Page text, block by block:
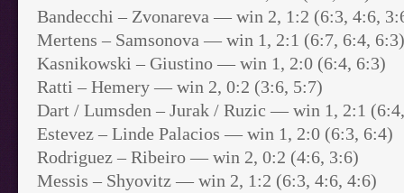
Bandecchi – Zvonareva — win 2, 1:2 (6:3, 4:6,
Mertens – Samsonova — win 1, 2:1 (6:7, 6:4, 6:3)
Kasnikowski – Giustino — win 1, 2:0 (6:4, 6:3)
Ratti – Hemery — win 2, 0:2 (3:6, 5:7)
Dart / Lumsden – Jurak / Ruzic — win 1, 2:1
Estevez – Linde Palacios — win 1, 2:0 (6:3, 6:4)
Rodriguez – Ribeiro — win 2, 0:2 (4:6, 3:6)
Messis – Shyovitz — win 2, 1:2 (6:3, 4:6, 4:6)